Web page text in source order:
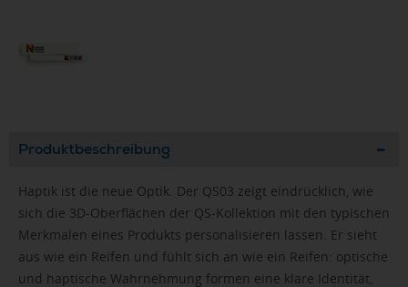
Produktbeschreibung
Haptik ist die neue Optik. Der QS03 zeigt eindrücklich, wie
sich die 3D-Oberflächen der QS-Kollektion mit den typischen
Merkmalen eines Produkts personalisieren lassen. Er sieht
aus wie ein Reifen und fühlt sich an wie ein Reifen: optische
und haptische Wahrnehmung formen eine klare Identität,